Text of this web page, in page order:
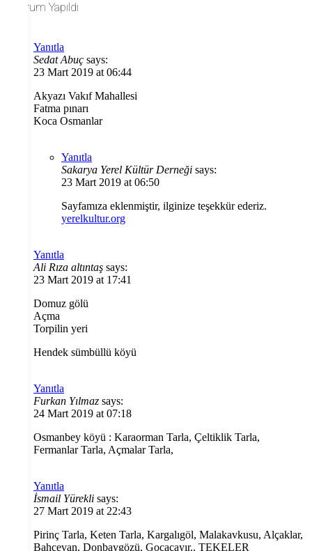
6 Yorum Yapıldı
Yanıtla
Sedat Abuç says:
23 Mart 2019 at 06:44
Akyazı Vakıf Mahallesi
Fatma pınarı
Koca Osmanlar
Yanıtla
Sakarya Yerel Kültür Derneği says:
23 Mart 2019 at 06:50
Sayfamıza eklenmiştir, ilginize teşekkür ederiz.
yerelkultur.org
Yanıtla
Ali Rıza altıntaş says:
23 Mart 2019 at 17:41
Domuz gölü
Açma
Torpilin yeri
Hendek sümbüllü köyü
Yanıtla
Furkan Yılmaz says:
24 Mart 2019 at 07:18
Osmanbey köyü : Karaorman Tarla, Çeltiklik Tarla,
Fermanlar Tarla, Açmalar Tarla,
Yanıtla
İsmail Yürekli says:
27 Mart 2019 at 22:43
Pirinç Tarla, Keten Tarla, Kargalıgöl, Malakavkusu, Alçaklar,
Bahçevan, Donbaygözü, Gocaçayır.. TEKELER